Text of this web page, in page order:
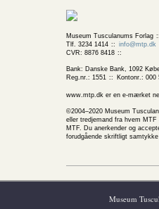
Museum
Museum Tusculanums Forlag
Tlf. 3234 1414
info@mtp.dk
CVR: 8876 8418
Bank: Danske Bank, 1092
Reg.nr.: 1551
Kontonr.: 000
www.mtp.dk er en e-mærket
©2004–2020 Museum
eller tredjemand fra hvem
MTF. Du anerkender og
forudgående skriftligt